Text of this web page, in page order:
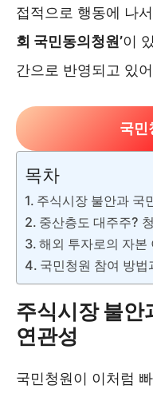
접적으로 행동에 나
회 국민동의청원’이
간으로 반영되고 있
국민
목차
주식시장 불안과 국
중산층도 대주주?
해외 투자로의 자본
국민청원 참여 방법
주식시장 불안
연관성
국민청원이 이처럼